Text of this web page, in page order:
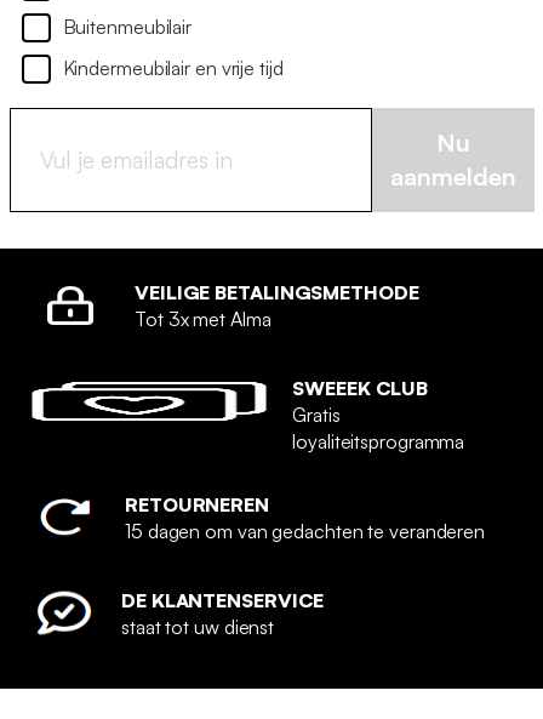
Buitenmeubilair
Kindermeubilair en vrije tijd
Nu
aanmelden
VEILIGE BETALINGSMETHODE
Tot 3x met Alma
SWEEEK CLUB
Gratis
loyaliteitsprogramma
RETOURNEREN
15 dagen om van gedachten te veranderen
DE KLANTENSERVICE
staat tot uw dienst